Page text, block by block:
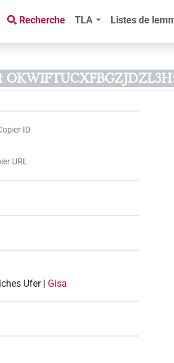
Recherche TLA Listes de
ID
URL
Ufer | Gisa